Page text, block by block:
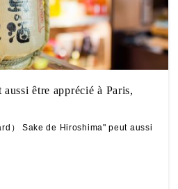
être apprécié à Paris,
） Sake de Hiroshima" peut aussi